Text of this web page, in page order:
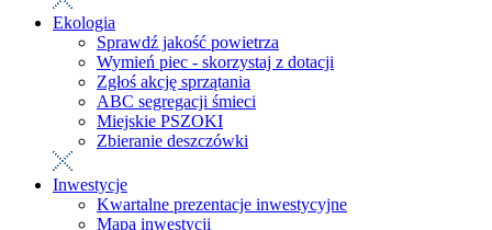
Ekologia
Sprawdź jakość powietrza
Wymień piec - skorzystaj z dotacji
Zgłoś akcję sprzątania
ABC segregacji śmieci
Miejskie PSZOKI
Zbieranie deszczówki
Inwestycje
Kwartalne prezentacje inwestycyjne
Mapa inwestycji